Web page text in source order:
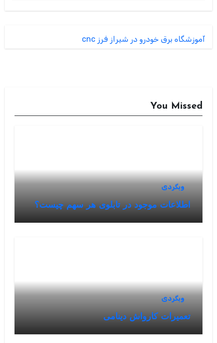
آموزشگاه برق خودرو در شیراز فرز cnc
You Missed
وبگردی
اطلاعات موجود در تابلوی هر سهم چیست؟
وبگردی
تعمیرات کارواش دینامی